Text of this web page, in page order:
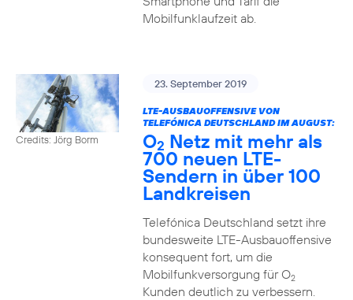
Mobilfunklaufzeit ab.
Credits: Jörg Borm
23. September 2019
LTE-AUSBAUOFFENSIVE VON
TELEFÓNICA DEUTSCHLAND IM AUGUST:
O2 Netz mit mehr als
700 neuen LTE-
Sendern in über 100
Landkreisen
Telefónica Deutschland setzt ihre
bundesweite LTE-Ausbauoffensive
konsequent fort, um die
Mobilfunkversorgung für O2
Kunden deutlich zu verbessern.